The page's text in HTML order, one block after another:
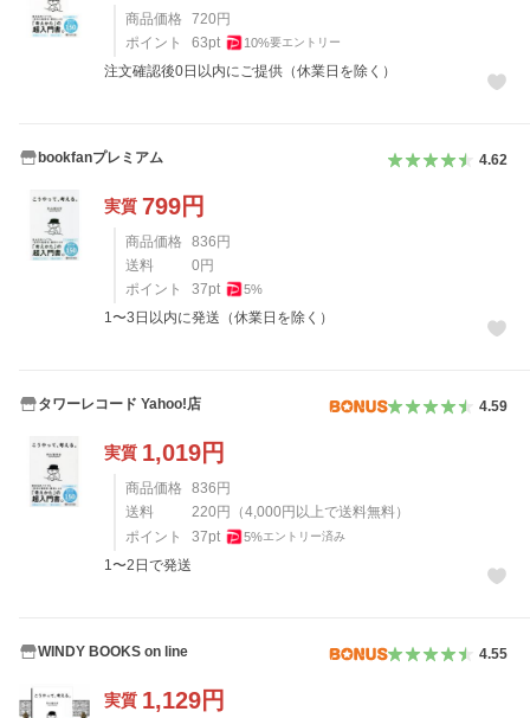
商品価格 720 円
ポイント
63pt 10%要エントリー
注文確認後0日以内にご提供（休業日を除く）
bookfanプレミアム 4.62
実質 799円
商品価格 836 円
送料
0 円
ポイント
37pt 5%
1〜3日以内に発送（休業日を除く）
タワーレコード Yahoo!店 4.59
実質 1,019円
商品価格 836 円
送料
220 円 （4,000 円以上で送料無料）
ポイント
37pt 5%エントリー済み
1〜2日で発送
WINDY BOOKS on line 4.55
実質 1,129円